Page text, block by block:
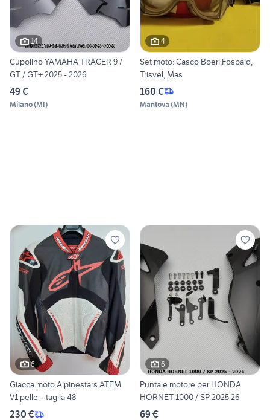
14
Cupolino YAMAHA TRACER 9 /
GT / GT+ 2025 - 2026
49 €
Milano(MI)
4
Set moto: Casco Boeri,Fospaid,
Trisvel, Mas
160 €
Mantova (MN)
6
Giacca moto Alpinestars ATEM
V1 pelle – taglia 48
230 €
6
Puntale motore per HONDA
HORNET 1000 / SP 2025 26
69 €